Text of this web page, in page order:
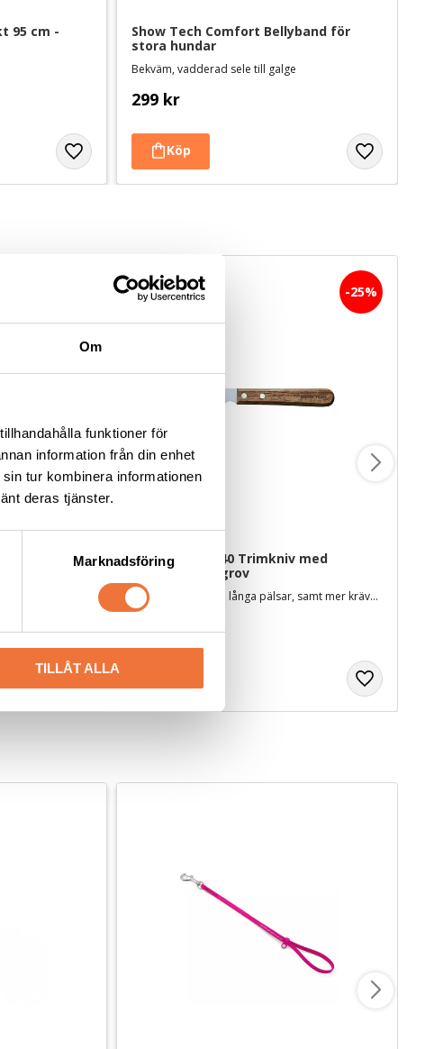
Om
funktioner för
information från din enhet
tur kombinera informationen
deras tjänster.
Marknadsföring
TILLÅT ALLA
95 cm -
Show Tech Comfort Bellyband för
stora hundar
Bekväm, vadderad sele till galge
299 kr
- fin
Show Tech 3240 Trimkniv med
trähandtag - grov
För medellånga till långa pälsar, samt mer krävande päls
142
189kr
25%